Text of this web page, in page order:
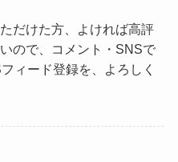
だけた方、よければ高評
ので、コメント・SNSで
ィード登録を、よろしく